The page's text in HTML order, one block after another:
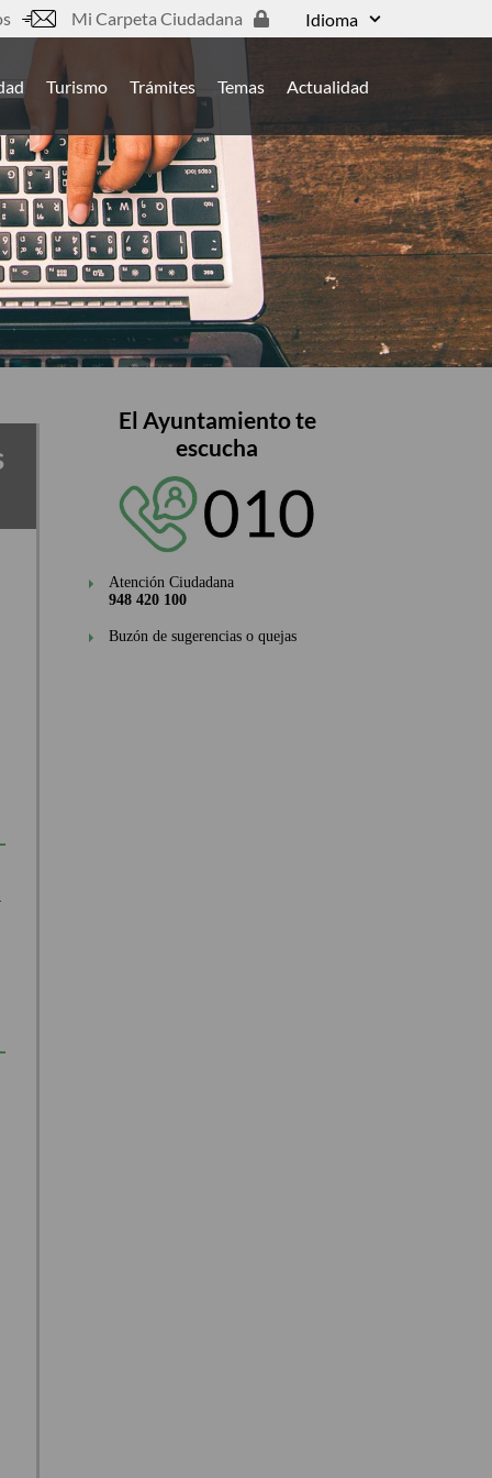
Mi Carpeta Ciudadana Idioma
Turismo Trámites Temas Actualidad
El Ayuntamiento te
escucha
Atención Ciudadana
948 420 100
Buzón de sugerencias o quejas